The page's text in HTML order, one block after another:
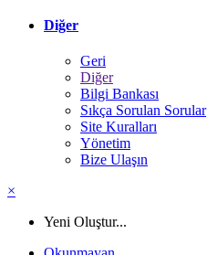
Diğer
Geri
Diğer
Bilgi Bankası
Sıkça Sorulan Sorular
Site Kuralları
Yönetim
Bize Ulaşın
×
Yeni Oluştur...